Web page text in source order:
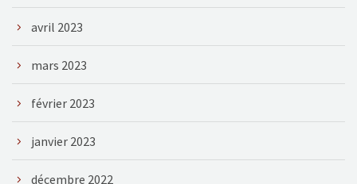
avril 2023
mars 2023
février 2023
janvier 2023
décembre 2022